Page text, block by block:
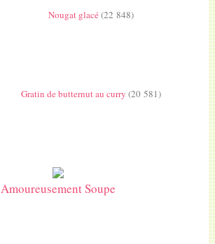
Nougat glacé(22 848)
Gratin de butternut au curry (20 581)
Amoureusement Soupe